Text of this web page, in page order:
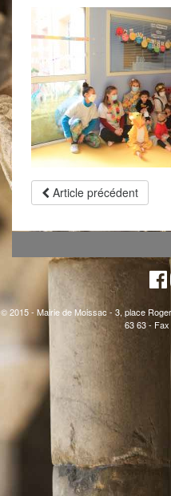
Article précédent
© 2015 - Mairie de Moissac - 3, place
63 63 -